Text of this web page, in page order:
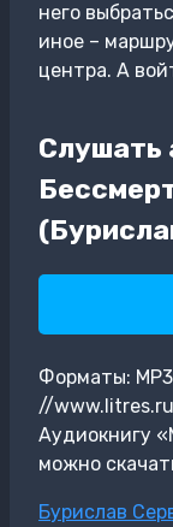
него
иное –
центра. А
Слушать
Форматы:
//
Аудиокнигу
можно
Метки
Бурислав